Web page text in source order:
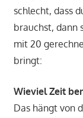
schlecht, dass
brauchst, dann
mit 20
bringt:
Wieviel Zeit
Das hängt von